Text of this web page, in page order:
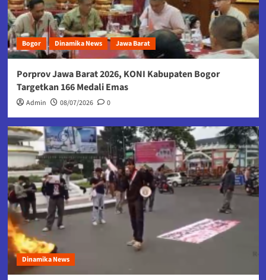
Bogor Dinamika News Jawa Barat
Porprov Jawa Barat 2026, KONI Kabupaten Bogor
Targetkan 166 Medali Emas
Admin 08/07/2026 0
Dinamika News